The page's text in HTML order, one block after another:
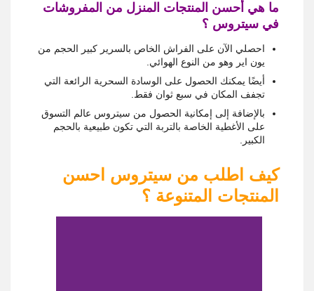
ما هي أحسن المنتجات المنزل من المفروشات
في سيتروس ؟
احصلي الآن على الفراش الخاص بالسرير كبير الحجم من
يون اير وهو من النوع الهوائي.
أيضًا يمكنك الحصول على الوسادة السحرية الرائعة التي
تجفف المكان في سبع ثوان فقط.
بالإضافة إلى إمكانية الحصول من سيتروس عالم التسوق
على الأغطية الخاصة بالتربة التي تكون طبيعية بالحجم
الكبير.
كيف اطلب من سيتروس احسن
المنتجات المتنوعة ؟